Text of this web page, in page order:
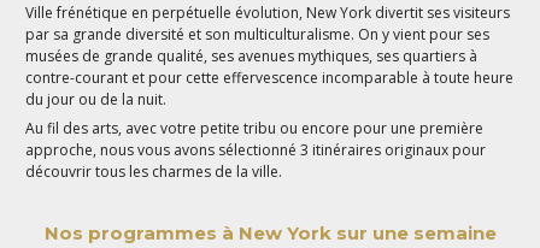
Ville frénétique en perpétuelle évolution, New York divertit ses visiteurs
par sa grande diversité et son multiculturalisme. On y vient pour ses
musées de grande qualité, ses avenues mythiques, ses quartiers à
contre-courant et pour cette effervescence incomparable à toute heure
du jour ou de la nuit.
Au fil des arts, avec votre petite tribu ou encore pour une première
approche, nous vous avons sélectionné 3 itinéraires originaux pour
découvrir tous les charmes de la ville.
Nos programmes à New York sur une semaine